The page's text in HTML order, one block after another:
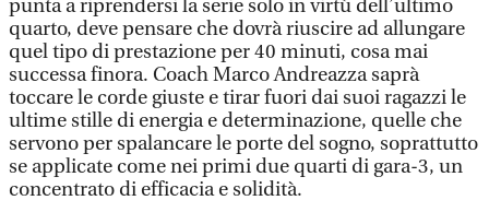
punta a riprendersi la serie solo in virtù dell’ultimo
quarto, deve pensare che dovrà riuscire ad allungare
quel tipo di prestazione per 40 minuti, cosa mai
successa finora. Coach Marco Andreazza saprà
toccare le corde giuste e tirar fuori dai suoi ragazzi le
ultime stille di energia e determinazione, quelle che
servono per spalancare le porte del sogno, soprattutto
se applicate come nei primi due quarti di gara-3, un
concentrato di efficacia e solidità.